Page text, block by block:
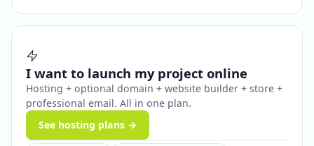
I want to launch my project online
Hosting + optional domain + website builder + store +
professional email. All in one plan.
See hosting plans →